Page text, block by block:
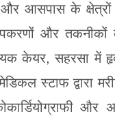
और आसपास के
और तकनीकों
केयर, सहरसा में
स्टाफ द्वारा
और